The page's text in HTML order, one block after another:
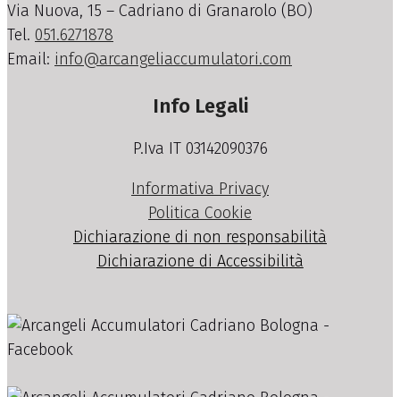
Via Nuova, 15 – Cadriano di Granarolo (BO)
Tel. 051.6271878
Email: info@arcangeliaccumulatori.com
Info Legali
P.Iva IT 03142090376
Informativa Privacy
Politica Cookie
Dichiarazione di non responsabilità
Dichiarazione di Accessibilità